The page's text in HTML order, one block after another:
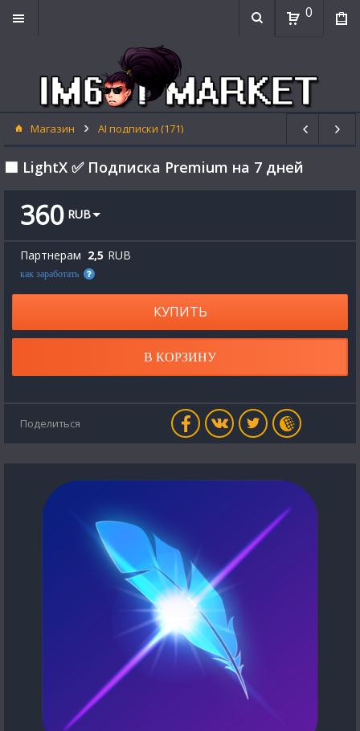
0
Магазин AI подписки (171)
🟦 LightX ✅ Подписка Premium на 7 дней
360 RUB
Партнерам 2,5 RUB
как заработать
КУПИТЬ
В КОРЗИНУ
Поделиться